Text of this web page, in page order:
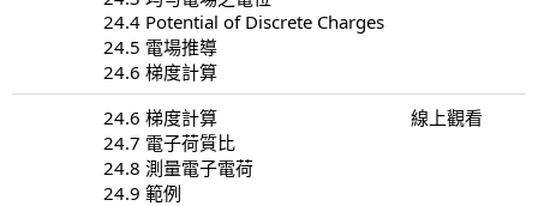
24.4 Potential of Discrete Charges
24.5 電場推導
24.6 梯度計算
24.6 梯度計算
24.7 電子荷質比
24.8 測量電子電荷
24.9 範例
線上觀看